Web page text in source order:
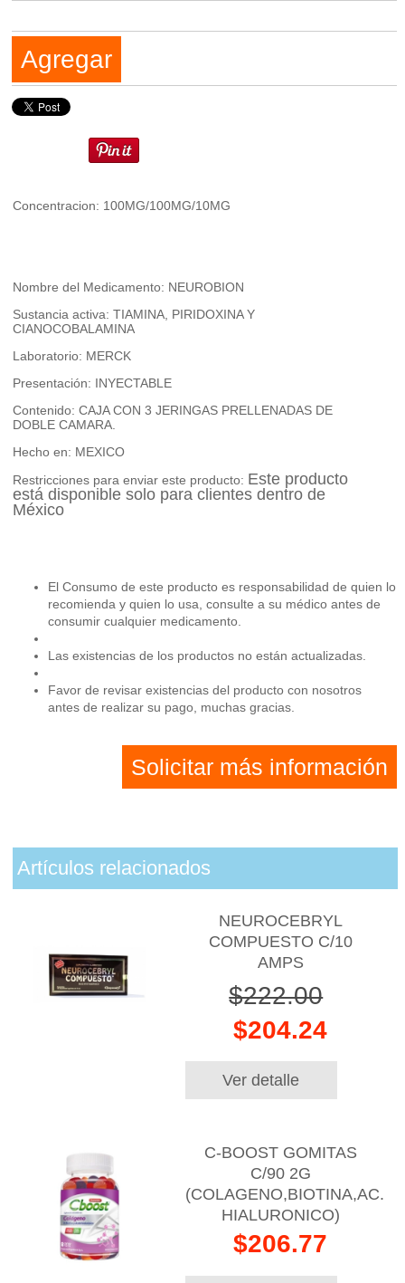
Agregar
Concentracion: 100MG/100MG/10MG
Nombre del Medicamento: NEUROBION
Sustancia activa: TIAMINA, PIRIDOXINA Y
CIANOCOBALAMINA
Laboratorio: MERCK
Presentación: INYECTABLE
Contenido: CAJA CON 3 JERINGAS PRELLENADAS DE
DOBLE CAMARA.
Hecho en: MEXICO
Restricciones para enviar este producto: Este producto
está disponible solo para clientes dentro de
México
El Consumo de este producto es responsabilidad de quien lo
recomienda y quien lo usa, consulte a su médico antes de
consumir cualquier medicamento.
Las existencias de los productos no están actualizadas.
Favor de revisar existencias del producto con nosotros
antes de realizar su pago, muchas gracias.
Solicitar más información
Artículos relacionados
NEUROCEBRYL
COMPUESTO C/10
AMPS
$222.00
$204.24
Ver detalle
C-BOOST GOMITAS
C/90 2G
(COLAGENO,BIOTINA,AC.
HIALURONICO)
$206.77